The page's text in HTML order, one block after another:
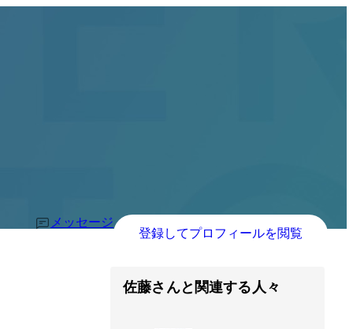
メッセージ
登録してプロフィールを閲覧
佐藤さんと関連する人々